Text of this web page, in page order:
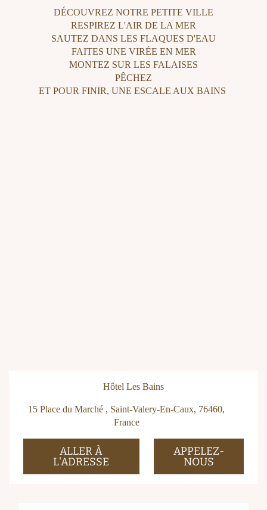
DÉCOUVREZ NOTRE PETITE VILLE
RESPIREZ L'AIR DE LA MER
SAUTEZ DANS LES FLAQUES D'EAU
FAITES UNE VIRÉE EN MER
MONTEZ SUR LES FALAISES
PÊCHEZ
ET POUR FINIR, UNE ESCALE AUX BAINS
Hôtel Les Bains
15 Place du Marché , Saint-Valery-En-Caux, 76460,
France
ALLER À
L'ADRESSE
APPELEZ-
NOUS